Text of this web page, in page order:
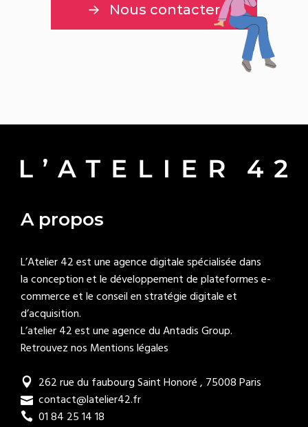
Nous contacter
A propos
L’Atelier 42 est une agence digitale spécialisée dans
la conception et le développement de plateformes e-
commerce et le conseil en stratégie digitale et
d’acquisition.
L’atelier 42 est une agence duAntadis Group.
Retrouvez nos Mentions légales
262 rue du faubourg Saint Honoré , 75008 Paris
contact@latelier42.fr
01 84 25 14 18